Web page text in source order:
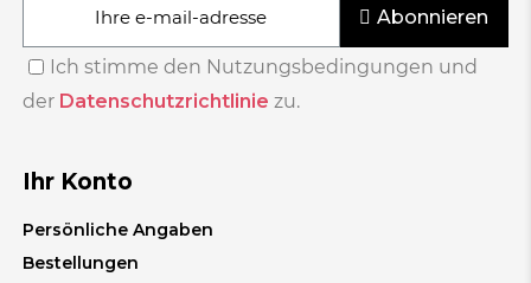
Abonnieren
Ich stimme den Nutzungsbedingungen und
der Datenschutzrichtlinie zu.
Ihr Konto
Persönliche Angaben
Bestellungen